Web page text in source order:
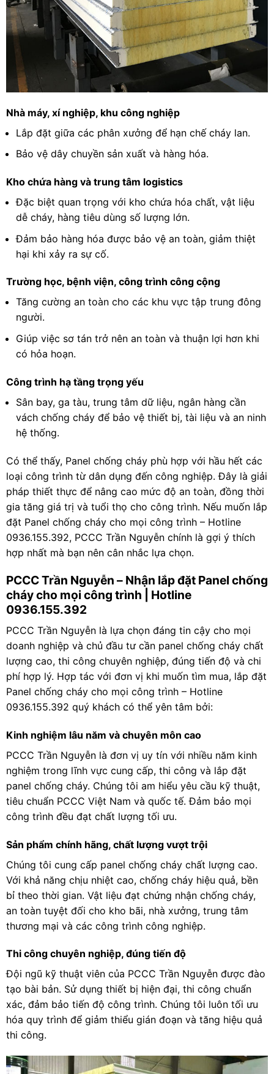
Nhà máy, xí nghiệp, khu công nghiệp
Lắp đặt giữa các phân xưởng để hạn chế cháy lan.
Bảo vệ dây chuyền sản xuất và hàng hóa.
Kho chứa hàng và trung tâm logistics
Đặc biệt quan trọng với kho chứa hóa chất, vật liệu
dễ cháy, hàng tiêu dùng số lượng lớn.
Đảm bảo hàng hóa được bảo vệ an toàn, giảm thiệt
hại khi xảy ra sự cố.
Trường học, bệnh viện, công trình công cộng
Tăng cường an toàn cho các khu vực tập trung đông
người.
Giúp việc sơ tán trở nên an toàn và thuận lợi hơn khi
có hỏa hoạn.
Công trình hạ tầng trọng yếu
Sân bay, ga tàu, trung tâm dữ liệu, ngân hàng cần
vách chống cháy để bảo vệ thiết bị, tài liệu và an ninh
hệ thống.
Có thể thấy, Panel chống cháy phù hợp với hầu hết các
loại công trình từ dân dụng đến công nghiệp. Đây là giải
pháp thiết thực để nâng cao mức độ an toàn, đồng thời
gia tăng giá trị và tuổi thọ cho công trình. Nếu muốn lắp
đặt Panel chống cháy cho mọi công trình – Hotline
0936.155.392, PCCC Trần Nguyễn chính là gợi ý thích
hợp nhất mà bạn nên cân nhắc lựa chọn.
PCCC Trần Nguyễn – Nhận lắp đặt Panel chống
cháy cho mọi công trình | Hotline
0936.155.392
PCCC Trần Nguyễn là lựa chọn đáng tin cậy cho mọi
doanh nghiệp và chủ đầu tư cần panel chống cháy chất
lượng cao, thi công chuyên nghiệp, đúng tiến độ và chi
phí hợp lý. Hợp tác với đơn vị khi muốn tìm mua, lắp đặt
Panel chống cháy cho mọi công trình – Hotline
0936.155.392 quý khách có thể yên tâm bởi:
Kinh nghiệm lâu năm và chuyên môn cao
PCCC Trần Nguyễn là đơn vị uy tín với nhiều năm kinh
nghiệm trong lĩnh vực cung cấp, thi công và lắp đặt
panel chống cháy. Chúng tôi am hiểu yêu cầu kỹ thuật,
tiêu chuẩn PCCC Việt Nam và quốc tế. Đảm bảo mọi
công trình đều đạt chất lượng tối ưu.
Sản phẩm chính hãng, chất lượng vượt trội
Chúng tôi cung cấp panel chống cháy chất lượng cao.
Với khả năng chịu nhiệt cao, chống cháy hiệu quả, bền
bỉ theo thời gian. Vật liệu đạt chứng nhận chống cháy,
an toàn tuyệt đối cho kho bãi, nhà xưởng, trung tâm
thương mại và các công trình công nghiệp.
Thi công chuyên nghiệp, đúng tiến độ
Đội ngũ kỹ thuật viên của PCCC Trần Nguyễn được đào
tạo bài bản. Sử dụng thiết bị hiện đại, thi công chuẩn
xác, đảm bảo tiến độ công trình. Chúng tôi luôn tối ưu
hóa quy trình để giảm thiểu gián đoạn và tăng hiệu quả
thi công.